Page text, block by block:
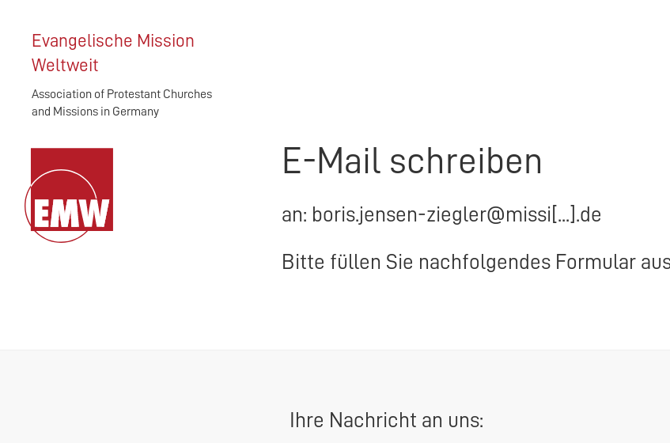
Evangelische Mission
Weltweit
Association of Protestant Churches
and Missions in Germany
E-Mail schreiben
an: boris.jensen-ziegler@missi[...].de
Bitte füllen Sie nachfolgendes Formular
Ihre Nachricht an uns: